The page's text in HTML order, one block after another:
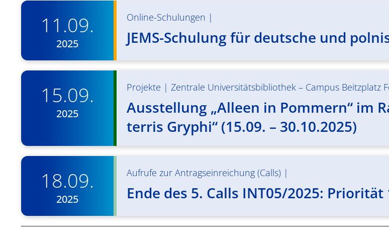
11.09.
2025
Online-Schulungen |
JEMS-Schulung für deutsche und
15.09.
2025
Projekte | Zentrale Universitätsbibliothek – Campus Beitzplatz
Ausstellung „Alleen in Pommern“ im
terris Gryphi“ (15.09. – 30.10.2025)
18.09.
2025
Aufrufe zur Antragseinreichung (Calls) |
Ende des 5. Calls INT05/2025: Priorität